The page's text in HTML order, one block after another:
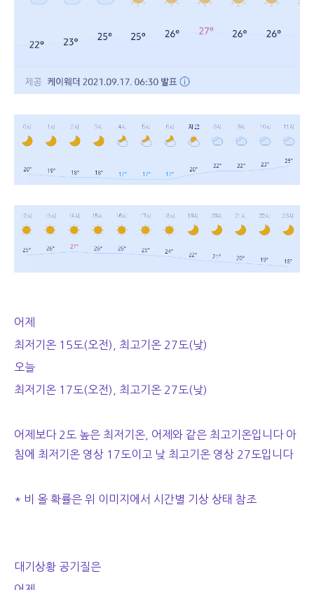
어제
최저기온 15도(오전), 최고기온 27도(낮)
오늘
최저기온 17도(오전), 최고기온 27도(낮)
어제보다 2도 높은 최저기온, 어제와 같은 최고기온입니다 아
침에 최저기온 영상 17도이고 낮 최고기온 영상 27도입니다
* 비 올 확률은 위 이미지에서 시간별 기상 상태 참조
대기상황 공기질은